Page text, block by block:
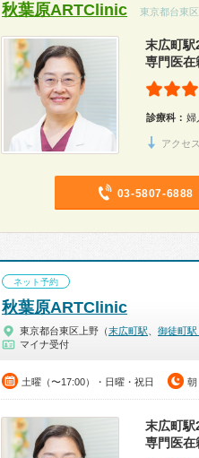
秋葉原ARTClinic 東京都台東
末広町駅
専門医在
診療科： 婦
アクセ
03-5807-6888
ネット予約
秋葉原ARTClinic
東京都台東区上野（末広町駅 御徒町駅
マイナ受付
土曜（〜17:00）・日曜・祝日 朝
末広町駅
専門医在